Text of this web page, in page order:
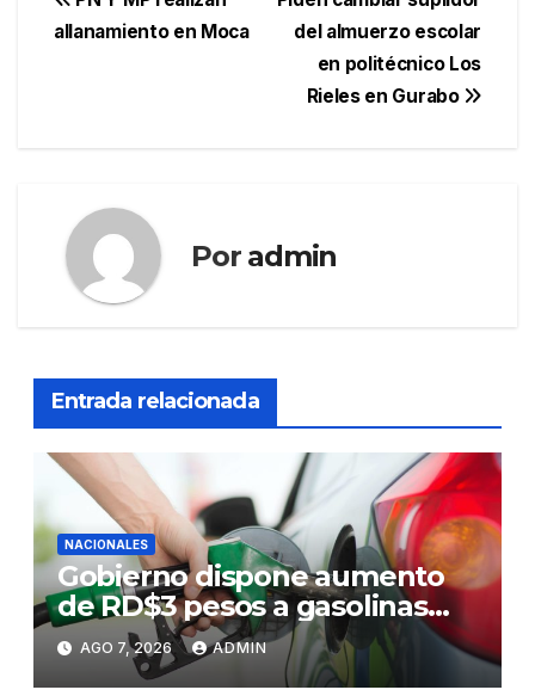
del almuerzo escolar
en politécnico Los
Rieles en Gurabo
allanamiento en Moca
Por admin
Entrada relacionada
NACIONALES
Gobierno dispone aumento
de RD$3 pesos a gasolinas
premium y regular
AGO 7, 2026 ADMIN